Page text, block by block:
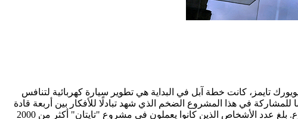
صحيفة نيويورك تايمز، كانت خطة آبل في البداية هي تطوير سيارة كهربائية لتنافس
في هذا المشروع الضخم الذي شهد تبادلًا للأفكار بين أربعة قادة
مختلفين وعدة رؤى في وقت ما، فكرت آبل حتى في الاستحواذ على شركة تسلا، حيث تم التفاوض مع إيلون ماسك حول هذا الموضوع. بلغ عدد الأشخاص الذين كانوا يعملون في مشروع "تايتان" أكثر من 2000